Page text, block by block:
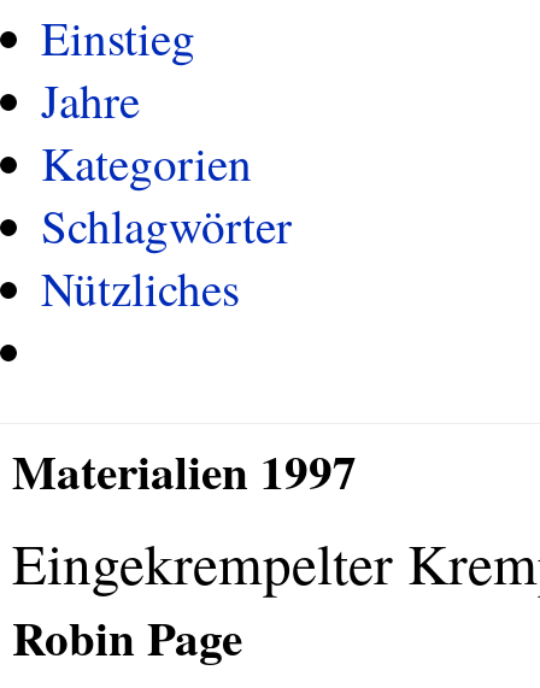
Einstieg
Jahre
Kategorien
Schlagwörter
Nützliches
Materialien 1997
Eingekrempelter
Robin Page